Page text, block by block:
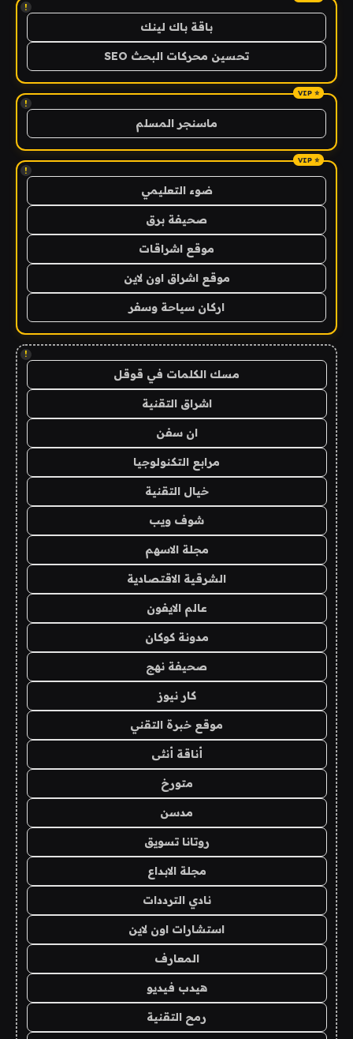
!
باقة باك لينك
تحسين محركات البحث SEO
!
ماسنجر المسلم
!
ضوء التعليمي
صحيفة برق
موقع اشراقات
موقع اشراق اون لاين
اركان سياحة وسفر
!
مسك الكلمات في قوقل
اشراق التقنية
ان سفن
مرابع التكنولوجيا
خيال التقنية
شوف ويب
مجلة الاسهم
الشرقية الاقتصادية
عالم الايفون
مدونة كوكان
صحيفة نهج
كار نيوز
موقع خبرة التقني
أناقة أنثى
متورخ
مدسن
روتانا تسويق
مجلة الابداع
نادي الترددات
استشارات اون لاين
المعارف
هيدب فيديو
رمح التقنية